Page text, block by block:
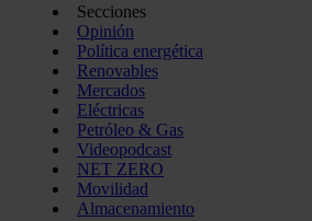
Secciones
Opinión
Política energética
Renovables
Mercados
Eléctricas
Petróleo & Gas
Videopodcast
NET ZERO
Movilidad
Almacenamiento